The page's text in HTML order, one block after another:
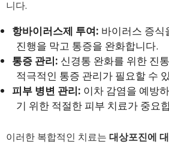
니다.
항바이러스제 투여: 바이러스 증식
진행을 막고 통증을 완화합니다.
통증 관리: 신경통 완화를 위한 진
적극적인 통증 관리가 필요할 수
피부 병변 관리: 이차 감염을 예방
기 위한 적절한 피부 치료가 중요
이러한 복합적인 치료는 대상포진에